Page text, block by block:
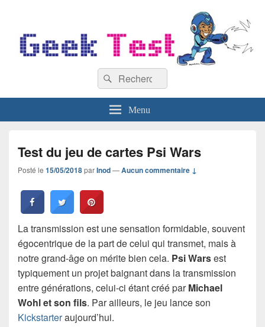
Recherche :
Rechercher
Menu
Test du jeu de cartes Psi Wars
Posté le 15/05/2018parInod—Aucun commentaire ↓
La transmission est une sensation formidable, souvent
égocentrique de la part de celui qui transmet, mais à
notre grand-âge on mérite bien cela. Psi Warsest
typiquement un projet baignant dans la transmission
entre générations, celui-ci étant créé parMichael
Wohl et son fils. Par ailleurs, le jeu lance son
Kickstarteraujourd’hui.